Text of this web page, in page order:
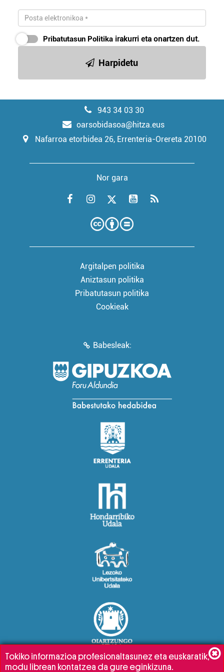
Pribatutasun Politika irakurri eta onartzen dut.
Harpidetu
943 34 03 30
oarsobidasoa@hitza.eus
Nafarroa etorbidea 26, Errenteria-Orereta 20100
Nor gara
Argitalpen politika
Aniztasun politika
Pribatutasun politika
Cookieak
Babesleak:
Tokiko informazioa profesionaltasunez eta euskaratik,
modu librean kontatzea da gure eginkizuna.